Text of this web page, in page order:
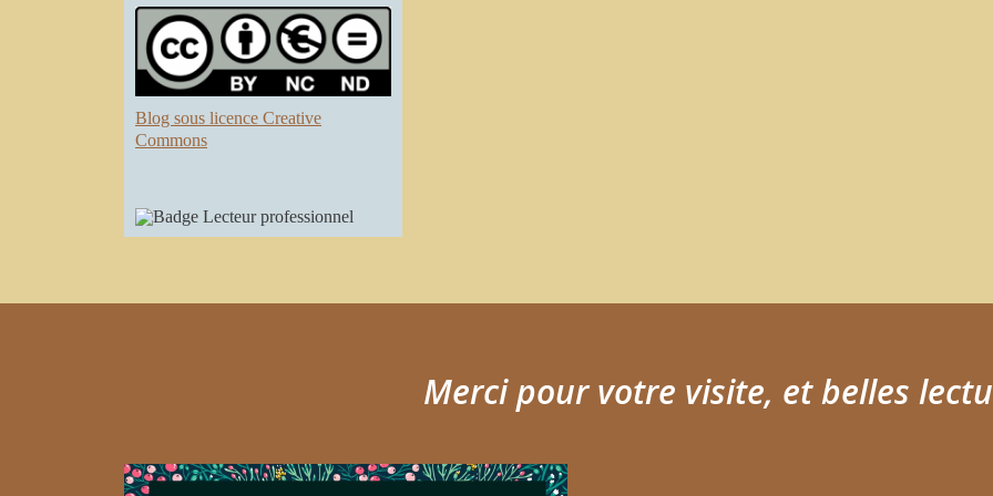
Blog sous licence Creative
Commons
Merci pour votre visite, et belles